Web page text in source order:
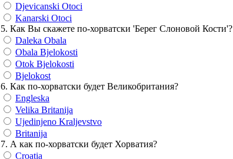
Djevicanski Otoci
Kanarski Otoci
5. Как Вы скажете по-хорватски 'Берег Слоновой Кости'?
Daleka Obala
Obala Bjelokosti
Otok Bjelokosti
Bjelokost
6. Как по-хорватски будет Великобритания?
Engleska
Velika Britanija
Ujedinjeno Kraljevstvo
Britanija
7. А как по-хорватски будет Хорватия?
Croatia